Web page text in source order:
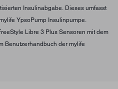
Insulinabgabe. Dieses umfasst
YpsoPump Insulinpumpe.
Libre 3 Plus Sensoren mit dem
Benutzerhandbuch der mylife